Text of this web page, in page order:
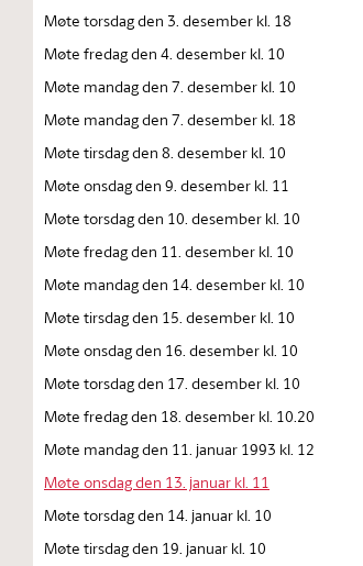
Møte torsdag den 3. desember kl. 18
Møte fredag den 4. desember kl. 10
Møte mandag den 7. desember kl. 10
Møte mandag den 7. desember kl. 18
Møte tirsdag den 8. desember kl. 10
Møte onsdag den 9. desember kl. 11
Møte torsdag den 10. desember kl. 10
Møte fredag den 11. desember kl. 10
Møte mandag den 14. desember kl. 10
Møte tirsdag den 15. desember kl. 10
Møte onsdag den 16. desember kl. 10
Møte torsdag den 17. desember kl. 10
Møte fredag den 18. desember kl. 10.20
Møte mandag den 11. januar 1993 kl. 12
Møte onsdag den 13. januar kl. 11
Møte torsdag den 14. januar kl. 10
Møte tirsdag den 19. januar kl. 10